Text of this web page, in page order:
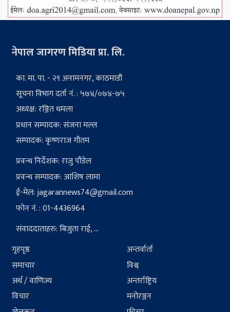
नेपाल जागरण मिडिया प्रा. लि.
का. मा. पा. - २९ अनामनगर, काठमाडौं
सूचना विभाग दर्ता नं. : ५७४/०७४-७५
अध्यक्ष: रञ्जित धमला
प्रधान सम्पादक: संजना मल्ल
सम्पादक: कृष्णराज गौतम
प्रवन्ध निर्देशक: राजु पौडेल
प्रवन्ध सम्पादक: आशिष लामा
ई-मेल:jagarannews74@gmail.com
फोन नं. : 01-4436964
संवाददाताहरु: बिजुता राई, ...
गृहपृष्ठ
समाचार
अर्थ / वाणिज्य
विचार
अन्तर्वार्ता
विश्व
अन्तर्राष्ट्रिय
मनोरञ्जन